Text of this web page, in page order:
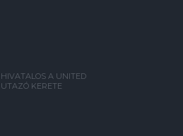
HIVATALOS A UNITED
UTAZÓ KERETE